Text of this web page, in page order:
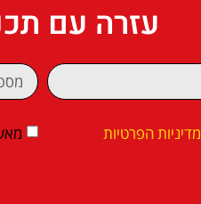
עזרה עם
מדיניות הפרטיות